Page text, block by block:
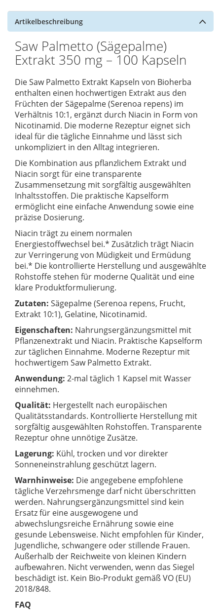
Artikelbeschreibung
Saw Palmetto (Sägepalme)
Extrakt 350 mg – 100 Kapseln
Die Saw Palmetto Extrakt Kapseln von Bioherba
enthalten einen hochwertigen Extrakt aus den
Früchten der Sägepalme (Serenoa repens) im
Verhältnis 10:1, ergänzt durch Niacin in Form von
Nicotinamid. Die moderne Rezeptur eignet sich
ideal für die tägliche Einnahme und lässt sich
unkompliziert in den Alltag integrieren.
Die Kombination aus pflanzlichem Extrakt und
Niacin sorgt für eine transparente
Zusammensetzung mit sorgfältig ausgewählten
Inhaltsstoffen. Die praktische Kapselform
ermöglicht eine einfache Anwendung sowie eine
präzise Dosierung.
Niacin trägt zu einem normalen
Energiestoffwechsel bei.* Zusätzlich trägt Niacin
zur Verringerung von Müdigkeit und Ermüdung
bei.* Die kontrollierte Herstellung und ausgewählte
Rohstoffe stehen für moderne Qualität und eine
klare Produktformulierung.
Zutaten: Sägepalme (Serenoa repens, Frucht,
Extrakt 10:1), Gelatine, Nicotinamid.
Eigenschaften: Nahrungsergänzungsmittel mit
Pflanzenextrakt und Niacin. Praktische Kapselform
zur täglichen Einnahme. Moderne Rezeptur mit
hochwertigem Saw Palmetto Extrakt.
Anwendung: 2-mal täglich 1 Kapsel mit Wasser
einnehmen.
Qualität: Hergestellt nach europäischen
Qualitätsstandards. Kontrollierte Herstellung mit
sorgfältig ausgewählten Rohstoffen. Transparente
Rezeptur ohne unnötige Zusätze.
Lagerung: Kühl, trocken und vor direkter
Sonneneinstrahlung geschützt lagern.
Warnhinweise: Die angegebene empfohlene
tägliche Verzehrsmenge darf nicht überschritten
werden. Nahrungsergänzungsmittel sind kein
Ersatz für eine ausgewogene und
abwechslungsreiche Ernährung sowie eine
gesunde Lebensweise. Nicht empfohlen für Kinder,
Jugendliche, schwangere oder stillende Frauen.
Außerhalb der Reichweite von kleinen Kindern
aufbewahren. Nicht verwenden, wenn das Siegel
beschädigt ist. Kein Bio-Produkt gemäß VO (EU)
2018/848.
FAQ